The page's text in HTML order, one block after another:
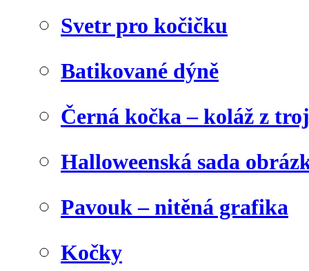
Svetr pro kočičku
Batikované dýně
Černá kočka – koláž z
Halloweenská sada
Pavouk – nitěná grafika
Kočky